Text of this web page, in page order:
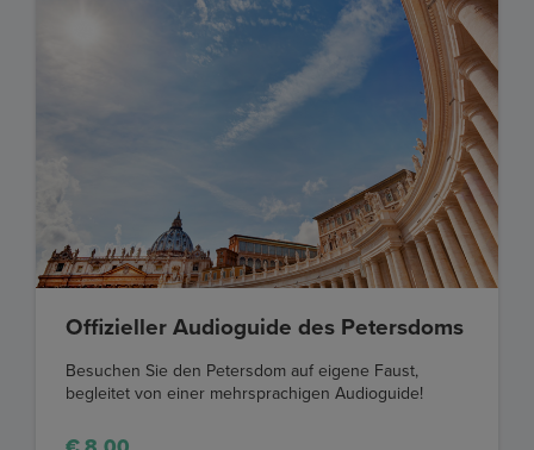
Offizieller Audioguide des Petersdoms
Besuchen Sie den Petersdom auf eigene Faust,
begleitet von einer mehrsprachigen Audioguide!